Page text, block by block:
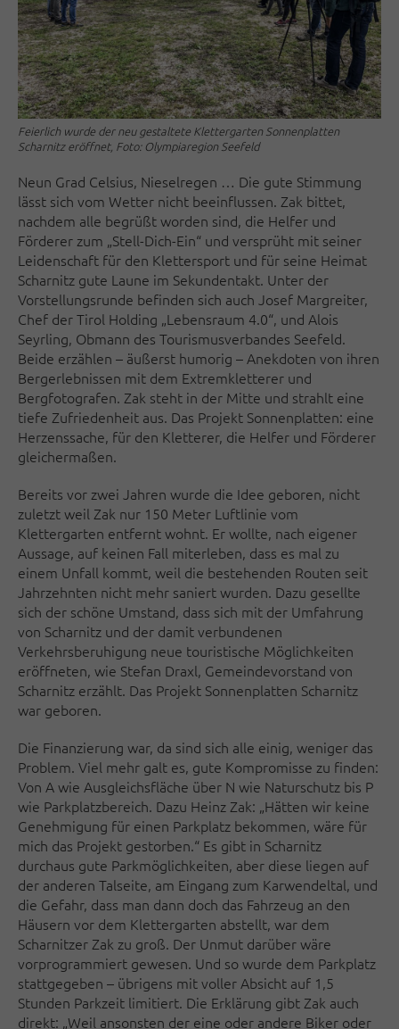
Feierlich wurde der neu gestaltete Klettergarten Sonnenplatten
Scharnitz eröffnet, Foto: Olympiaregion Seefeld
Neun Grad Celsius, Nieselregen … Die gute Stimmung
lässt sich vom Wetter nicht beeinflussen. Zak bittet,
nachdem alle begrüßt worden sind, die Helfer und
Förderer zum „Stell-Dich-Ein“ und versprüht mit seiner
Leidenschaft für den Klettersport und für seine Heimat
Scharnitz gute Laune im Sekundentakt. Unter der
Vorstellungsrunde befinden sich auch Josef Margreiter,
Chef der Tirol Holding „Lebensraum 4.0“, und Alois
Seyrling, Obmann des Tourismusverbandes Seefeld.
Beide erzählen – äußerst humorig – Anekdoten von ihren
Bergerlebnissen mit dem Extremkletterer und
Bergfotografen. Zak steht in der Mitte und strahlt eine
tiefe Zufriedenheit aus. Das Projekt Sonnenplatten: eine
Herzenssache, für den Kletterer, die Helfer und Förderer
gleichermaßen.
Bereits vor zwei Jahren wurde die Idee geboren, nicht
zuletzt weil Zak nur 150 Meter Luftlinie vom
Klettergarten entfernt wohnt. Er wollte, nach eigener
Aussage, auf keinen Fall miterleben, dass es mal zu
einem Unfall kommt, weil die bestehenden Routen seit
Jahrzehnten nicht mehr saniert wurden. Dazu gesellte
sich der schöne Umstand, dass sich mit der Umfahrung
von Scharnitz und der damit verbundenen
Verkehrsberuhigung neue touristische Möglichkeiten
eröffneten, wie Stefan Draxl, Gemeindevorstand von
Scharnitz erzählt. Das Projekt Sonnenplatten Scharnitz
war geboren.
Die Finanzierung war, da sind sich alle einig, weniger das
Problem. Viel mehr galt es, gute Kompromisse zu finden:
Von A wie Ausgleichsfläche über N wie Naturschutz bis P
wie Parkplatzbereich. Dazu Heinz Zak: „Hätten wir keine
Genehmigung für einen Parkplatz bekommen, wäre für
mich das Projekt gestorben.“ Es gibt in Scharnitz
durchaus gute Parkmöglichkeiten, aber diese liegen auf
der anderen Talseite, am Eingang zum Karwendeltal, und
die Gefahr, dass man dann doch das Fahrzeug an den
Häusern vor dem Klettergarten abstellt, war dem
Scharnitzer Zak zu groß. Der Unmut darüber wäre
vorprogrammiert gewesen. Und so wurde dem Parkplatz
stattgegeben – übrigens mit voller Absicht auf 1,5
Stunden Parkzeit limitiert. Die Erklärung gibt Zak auch
direkt: „Weil ansonsten der eine oder andere Biker oder